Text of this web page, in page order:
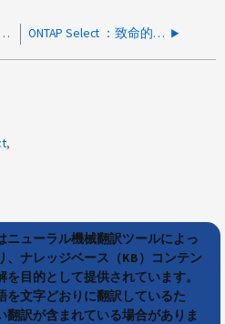
ONTAP Select：プレックスがオフライン、未同化の孤立ディスク ONTAP Select ：致命的なマルチディスクエラー
ニューラル機械翻訳ツールによっ
、ナレッジベース（KB）コンテン
を目的として提供されています。
を文字どおりに翻訳しているた
翻訳が含まれている場合がありま